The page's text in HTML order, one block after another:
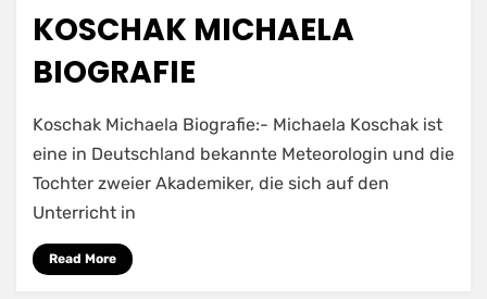
KOSCHAK MICHAELA
BIOGRAFIE
Koschak Michaela Biografie:- Michaela Koschak ist
eine in Deutschland bekannte Meteorologin und die
Tochter zweier Akademiker, die sich auf den
Unterricht in
Read More